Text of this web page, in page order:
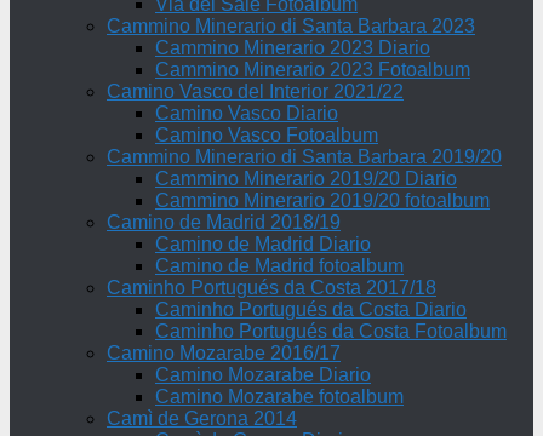
Via del Sale Fotoalbum
Cammino Minerario di Santa Barbara 2023
Cammino Minerario 2023 Diario
Cammino Minerario 2023 Fotoalbum
Camino Vasco del Interior 2021/22
Camino Vasco Diario
Camino Vasco Fotoalbum
Cammino Minerario di Santa Barbara 2019/20
Cammino Minerario 2019/20 Diario
Cammino Minerario 2019/20 fotoalbum
Camino de Madrid 2018/19
Camino de Madrid Diario
Camino de Madrid fotoalbum
Caminho Portugués da Costa 2017/18
Caminho Portugués da Costa Diario
Caminho Portugués da Costa Fotoalbum
Camino Mozarabe 2016/17
Camino Mozarabe Diario
Camino Mozarabe fotoalbum
Camì de Gerona 2014